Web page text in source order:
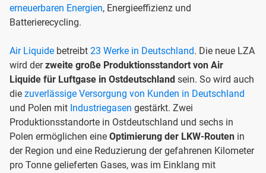
erneuerbaren Energien, Energieeffizienz und
Batterierecycling.
Air Liquide betreibt 23 Werke in Deutschland. Die neue LZA
wird derzweite große Produktionsstandort von Air
Liquide für Luftgase in Ostdeutschland sein. So wird auch
die zuverlässige Versorgung von Kunden in Deutschland
und Polen mit Industriegasen gestärkt. Zwei
Produktionsstandorte in Ostdeutschland und sechs in
Polen ermöglichen eine Optimierung der LKW-Routen in
der Region und eine Reduzierung der gefahrenen Kilometer
pro Tonne gelieferten Gases, was im Einklang mit